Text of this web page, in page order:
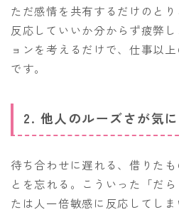
ただ感情を共有するだけのと
反応していいか分からず疲弊
ョンを考えるだけで、仕事以
です。
2. 他人のルーズさが気
待ち合わせに遅れる、借りた
とを忘れる。こういった「だ
たは人一倍敏感に反応してしま